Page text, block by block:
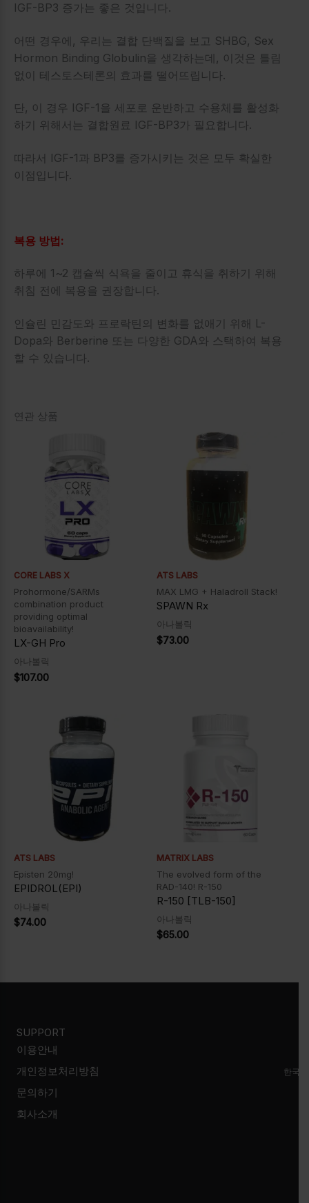
IGF-BP3 증가는 좋은 것입니다.
어떤 경우에, 우리는 결합 단백질을 보고 SHBG, Sex
Hormon Binding Globulin을 생각하는데, 이것은 틀림
없이 테스토스테론의 효과를 떨어뜨립니다.
단, 이 경우 IGF-1을 세포로 운반하고 수용체를 활성화
하기 위해서는 결합원료 IGF-BP3가 필요합니다.
따라서 IGF-1과 BP3를 증가시키는 것은 모두 확실한
이점입니다.
복용 방법:
하루에 1~2 캡슐씩 식욕을 줄이고 휴식을 취하기 위해
취침 전에 복용을 권장합니다.
인슐린 민감도와 프로락틴의 변화를 없애기 위해 L-
Dopa와 Berberine 또는 다양한 GDA와 스택하여 복용
할 수 있습니다.
연관 상품
CORE LABS X
Prohormone/SARMs
combination product
providing optimal
bioavailability!
LX-GH Pro
아나볼릭
$107.00
ATS LABS
MAX LMG + Haladroll Stack!
SPAWN Rx
아나볼릭
$73.00
ATS LABS
Episten 20mg!
EPIDROL(EPI)
아나볼릭
$74.00
MATRIX LABS
The evolved form of the
RAD-140! R-150
R-150 [TLB-150]
아나볼릭
$65.00
SUPPORT
이용안내
개인정보처리방침
문의하기
회사소개
한국